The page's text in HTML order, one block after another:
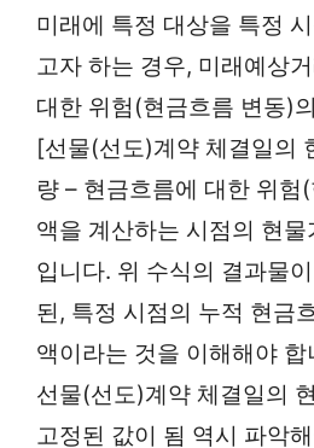
미래에 특정 대상을 특정
고자 하는 경우, 미래예상
대한 위험(현금흐름 변동)
[선물(선도)계약 체결일의
량 – 현금흐름에 대한 위험
액을 계산하는 시점의 현
입니다. 위 수식의 결과물
된, 특정 시점의 누적 현금
액이라는 것을 이해해야 합
선물(선도)계약 체결일의
고정된 값이 됨 역시 파악